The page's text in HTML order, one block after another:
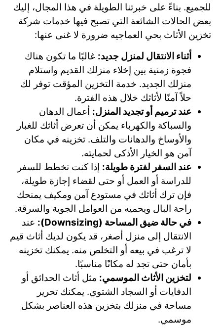
للجميع. بناءً على خبرتنا الطويلة في هذا المجال، إليك
بعض الحالات الشائعة التي تصبح فيها خدمات شركة
تخزين الأثاث بحي العماجيه ضرورة لا غنى عنها:
أثناء الانتقال لمنزل جديد: غالبًا ما تكون هناك
فجوة زمنية بين إخلاء منزلك القديم واستلام
منزلك الجديد. خدمة التخزين المؤقت توفر لك
حلاً آمنًا لأثاثك خلال هذه الفترة.
عند ترميم أو تجديد المنزل: أعمال الدهان
والسباكة والكهرباء يمكن أن تعرض أثاثك للغبار
والأوساخ والدهانات والتلف. تخزينه في مكان
آمن هو الخيار الأذكى لحمايته.
عند السفر لفترة طويلة: إذا كنت تخطط للسفر
للدراسة أو العمل أو حتى لقضاء إجازة طويلة،
فإن ترك أثاثك في مستودع آمن ومكيف يمنحك
راحة البال ويحميه من العوامل الجوية والسرقة.
في حالة ضيق المساحة (Downsizing):
عند
الانتقال إلى منزل أصغر، قد يكون لديك أثاث قيم
لا ترغب في بيعه أو التخلص منه. يمكنك تخزينه
بأمان حتى تجد له مكانًا مناسبًا.
لتخزين الأثاث الموسمي: مثل أثاث الحدائق أو
الدفايات أو السجاد الشتوي. يمكنك تحرير
مساحة في منزلك بتخزين هذه العناصر بشكل
موسمي.